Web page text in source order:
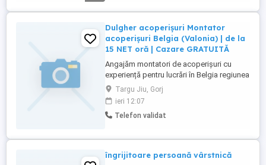
companiei InTemporis și muncă ...
Dulgher acoperișuri Montator
acoperișuri Belgia (Valonia) | de la
15 NET oră | Cazare GRATUITĂ
Angajăm montatori de acoperișuri cu
experiență pentru lucrări în Belgia regiunea
Valonia. Oferim: salariu de la 15 net oră (în
funcție de experiență și competențe);
aproximativ 50 ore de lucru pe săptămână;
angajare în cadrul companiei InTemporis
transport ...
Targu Jiu, Gorj
ieri 12:07
Telefon validat
îngrijitoare persoană vârstnică